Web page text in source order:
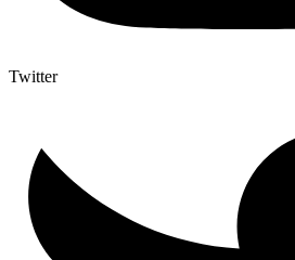
Twitter